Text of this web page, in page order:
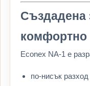
Създадена
Econex NA-1 е
по-нисък разход